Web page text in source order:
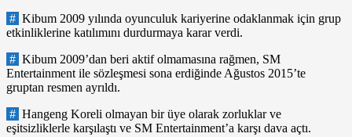
# Kibum 2009 yılında oyunculuk kariyerine odaklanmak için grup
etkinliklerine katılımını durdurmaya karar verdi.
# Kibum 2009’dan beri aktif olmamasına rağmen, SM
Entertainment ile sözleşmesi sona erdiğinde Ağustos 2015’te
gruptan resmen ayrıldı.
# Hangeng Koreli olmayan bir üye olarak zorluklar ve
eşitsizliklerle karşılaştı ve SM Entertainment’a karşı dava açtı.